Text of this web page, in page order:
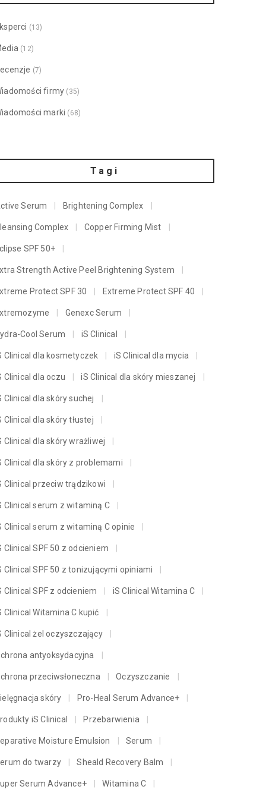
(13)
(12)
(7)
firmy (35)
marki (68)
Tagi
Serum Brightening Complex
Complex Copper Firming Mist
SPF 50+
Strength Active Peel Brightening System
Protect SPF 30 Extreme Protect SPF 40
Genexc Serum
Cool Serum iS Clinical
Clinical dla kosmetyczek iS Clinical dla mycia
Clinical dla oczu iS Clinical dla skóry mieszanej
Clinical dla skóry suchej
Clinical dla skóry tłustej
Clinical dla skóry wrażliwej
Clinical dla skóry z problemami
Clinical przeciw trądzikowi
Clinical serum z witaminą C
Clinical serum z witaminą C opinie
Clinical SPF 50 z odcieniem
Clinical SPF 50 z tonizującymi opiniami
Clinical SPF z odcieniem iS Clinical Witamina C
Clinical Witamina C kupić
Clinical żel oczyszczający
antyoksydacyjna
przeciwsłoneczna Oczyszczanie
skóry Pro-Heal Serum Advance+
iS Clinical Przebarwienia
Moisture Emulsion Serum
do twarzy Sheald Recovery Balm
Serum Advance+ Witamina C